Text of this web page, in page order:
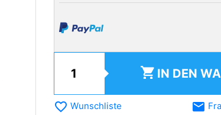
shopping_cart IN DEN
favorite_border Wunschliste email